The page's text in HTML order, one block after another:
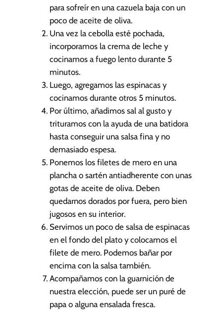
para sofreír en una cazuela baja con un
poco de aceite de oliva.
Una vez la cebolla esté pochada,
incorporamos la crema de leche y
cocinamos a fuego lento durante 5
minutos.
Luego, agregamos las espinacas y
cocinamos durante otros 5 minutos.
Por último, añadimos sal al gusto y
trituramos con la ayuda de una batidora
hasta conseguir una salsa fina y no
demasiado espesa.
Ponemos los filetes de mero en una
plancha o sartén antiadherente con unas
gotas de aceite de oliva. Deben
quedarnos dorados por fuera, pero bien
jugosos en su interior.
Servimos un poco de salsa de espinacas
en el fondo del plato y colocamos el
filete de mero. Podemos bañar por
encima con la salsa también.
Acompañamos con la guarnición de
nuestra elección, puede ser un puré de
papa o alguna ensalada fresca.